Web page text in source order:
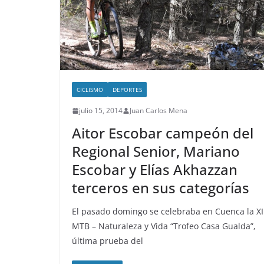
CICLISMO DEPORTES
julio 15, 2014 Juan Carlos Mena
Aitor Escobar campeón del
Regional Senior, Mariano
Escobar y Elías Akhazzan
terceros en sus categorías
El pasado domingo se celebraba en Cuenca la
MTB – Naturaleza y Vida “Trofeo Casa Gualda”,
última prueba del